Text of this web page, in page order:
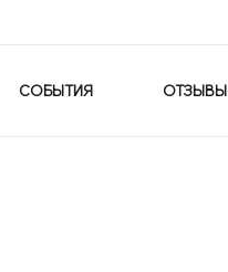
СОБЫТИЯ ОТЗЫВЫ